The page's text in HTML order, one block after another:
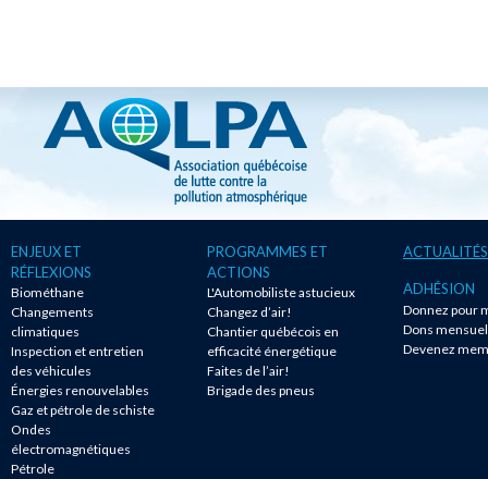
ENJEUX ET
RÉFLEXIONS
Biométhane
Changements
climatiques
Inspection et entretien
des véhicules
Énergies renouvelables
Gaz et pétrole de schiste
Ondes
électromagnétiques
Pétrole
PROGRAMMES ET
ACTIONS
L'Automobiliste astucieux
Changez d’air!
Chantier québécois en
efficacité énergétique
Faites de l’air!
Brigade des pneus
ACTUALITÉS
ADHÉSION
Donnez pour
Dons
Devenez